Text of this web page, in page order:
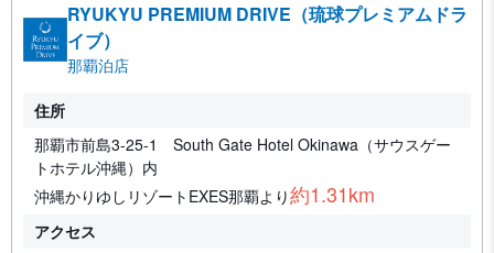
RYUKYU PREMIUM DRIVE（琉球プレミアムドラ
イブ）
那覇泊店
住所
那覇市前島3-25-1 South Gate Hotel Okinawa（サウスゲー
トホテル沖縄）内
沖縄かりゆしリゾートEXES那覇より約1.31km
アクセス